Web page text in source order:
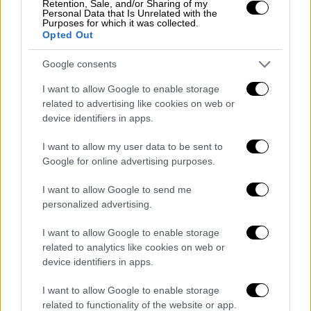
Retention, Sale, and/or Sharing of my
Personal Data that Is Unrelated with the
Purposes for which it was collected.
Opted Out
Google consents
I want to allow Google to enable storage
related to advertising like cookies on web or
device identifiers in apps.
I want to allow my user data to be sent to
Google for online advertising purposes.
I want to allow Google to send me
personalized advertising.
I want to allow Google to enable storage
related to analytics like cookies on web or
device identifiers in apps.
I want to allow Google to enable storage
related to functionality of the website or app.
Σύμφωνα με τα όσα έχουν γίνει ανεπισήμως
γνωστά από τις αρχές, οι συλληφθέντες οι
οποίοι είναι πακιστανικής υπηκοότητας, 29
και 27 ετών, οι οποίοι σύμφωνα με τις μέχρι
καιρό το χτύπημα στο συγκεκριμένο χώρο.
Πρόκειται για εστιατόριο, στο οποίο
σύχναζαν κατά κύριο λόγο Ισραηλινοί, το
οποίο βρίσκεται σε πολύ τουριστικό σημείο
Σύμφωνα με το ΑΠΕ- ΜΠΕ, όπως προκύπτει
από τις έρευνες των αρχών οι επίδοξοι
τρομοκράτες είχαν μελετήσει ορισμένες
εκδοχές για το χτύπημά τους: